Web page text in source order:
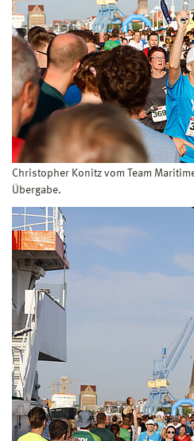
Christopher Konitz vom Team
Übergabe.